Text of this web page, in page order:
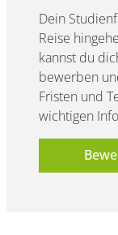
Dein
Reise
kannst du
bewerben
Fristen und
wichtigen